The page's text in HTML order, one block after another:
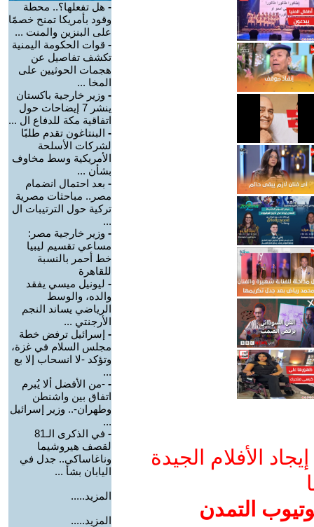
الأفلام الجيدة
التمدن
- هل تفعلها؟.. محطة
وقود بأمريكا تمنح خصمًا
على البنزين والمنت ...
- قوات الحكومة اليمنية
تكشف تفاصيل عن
هجمات الحوثيين على
المخا ...
- وزير خارجية باكستان
ينشر 7 إيضاحات حول
اتفاقية مكة للدفاع ال ...
- البنتاغون تقدم طلبًا
لشركات الأسلحة
الأمريكية وسط مخاوف
بشأن ...
- بعد احتمال انضمام
مصر.. مباحثات مصرية
تركية حول الترتيبات ال
...
- وزير خارجية مصر:
مساعي تقسيم ليبيا
خط أحمر بالنسبة
للقاهرة
- ليونيل ميسي يفقد
والده، والوسط
الرياضي يساند النجم
الأرجنتي ...
- إسرائيل ترفض خطة
مجلس السلام في غزة،
وتؤكد -لا انسحاب إلا بع
...
- -من الأفضل ألا يُبرم
اتفاق بين واشنطن
وطهران-.. وزير إسرائيل
...
-
في الذكرى الـ81
لقصف هيروشيما
وناغاساكي.. جدل في
اليابان بشأ ...
المزيد.....
المزيد.....